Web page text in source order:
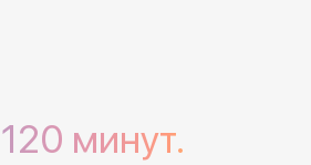
минут.